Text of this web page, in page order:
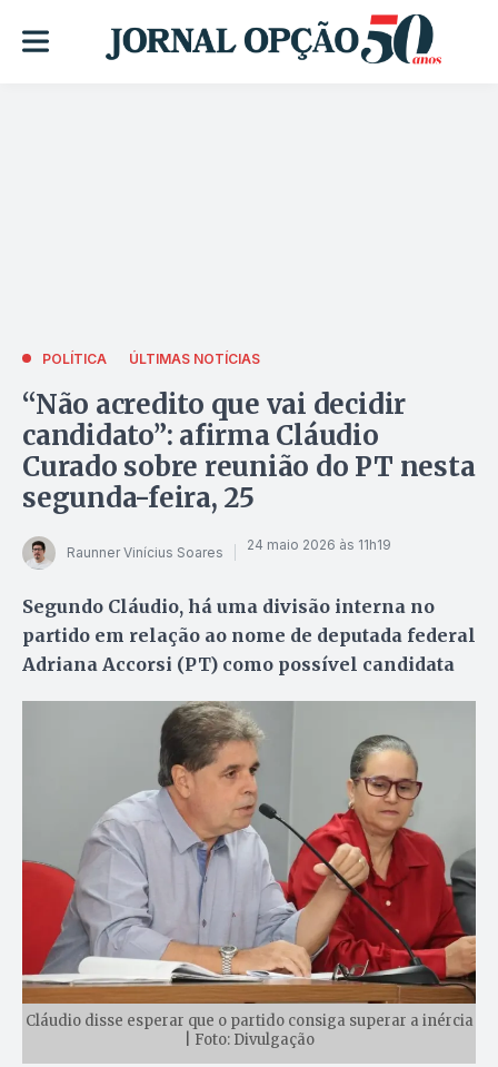
POLÍTICA ÚLTIMAS NOTÍCIAS
“Não acredito que vai decidir
candidato”: afirma Cláudio
Curado sobre reunião do PT nesta
segunda-feira, 25
Raunner Vinícius Soares 24 maio 2026 às 11h19
Segundo Cláudio, há uma divisão interna no
partido em relação ao nome de deputada federal
Adriana Accorsi (PT) como possível candidata
Cláudio disse esperar que o partido consiga superar a inércia
| Foto: Divulgação